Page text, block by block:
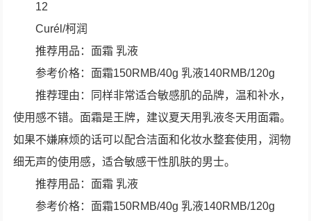
12
Curél/柯润
推荐用品：面霜 乳液
参考价格：面霜150RMB/40g 乳液140RMB/120g
推荐理由：同样非常适合敏感肌的品牌，温和补水，
使用感不错。面霜是王牌，建议夏天用乳液冬天用面霜。
如果不嫌麻烦的话可以配合洁面和化妆水整套使用，润物
细无声的使用感，适合敏感干性肌肤的男士。
推荐用品：面霜 乳液
参考价格：面霜150RMB/40g 乳液140RMB/120g